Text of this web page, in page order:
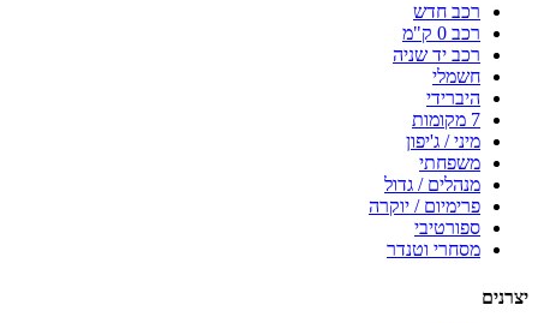
רכב חדש
רכב 0 ק"מ
רכב יד שניה
חשמלי
היברידי
7 מקומות
מיני / ג'יפון
משפחתי
מנהלים / גדול
פרימיום / יוקרה
ספורטיבי
מסחרי וטנדר
יצרנים